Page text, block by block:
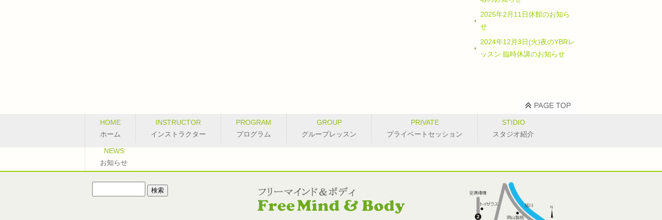
2025年2月11日休館のお知ら
せ
2024年12月3日(火)夜のYBRレ
ッスン 臨時休講のお知らせ
HOME
ホーム
INSTRUCTOR
インストラクター
PROGRAM
プログラム
GROUP
グループレッスン
PRIVATE
プライベートセッション
STIDIO
スタジオ紹介
NEWS
お知らせ